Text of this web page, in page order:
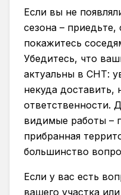
Если вы не
сезона – приедьте,
покажитесь
Убедитесь, что
актуальны в СНТ:
некуда доставить,
ответственности.
видимые работы –
прибранная
большинство
Если у вас есть
вашего участка